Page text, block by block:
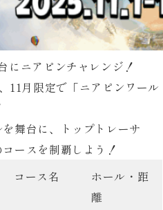
にニアピンチャレンジ！
月限定で「ニアピンワール
舞台に、トップトレーサ
ースを制覇しよう！
コース名
ホール・距
離